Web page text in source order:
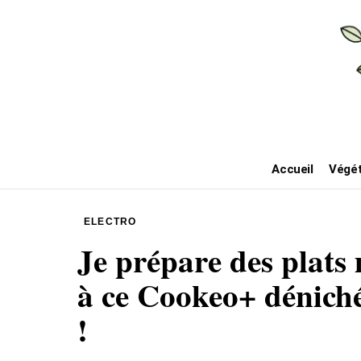
Accueil
ELECTRO
Je prépare des
à ce Cookeo+
!